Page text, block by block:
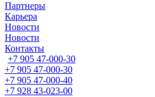
Партнеры
Карьера
Новости
Новости
Контакты
+7 905 47-000-30
+7 905 47-000-30
+7 905 47-000-40
+7 928 43-023-00